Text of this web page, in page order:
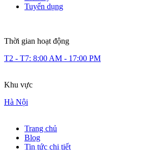
Tuyển dụng
Thời gian hoạt động
T2 - T7: 8:00 AM - 17:00 PM
Khu vực
Hà Nội
Trang chủ
Blog
Tin tức chi tiết